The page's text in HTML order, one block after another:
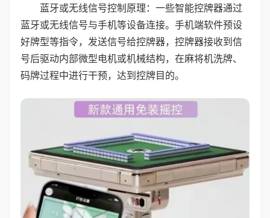
蓝牙或无线信号控制原理：一些智能控牌器通过
蓝牙或无线信号与手机等设备连接。手机端软件预设
好牌型等指令，发送信号给控牌器，控牌器接收到信
号后驱动内部微型电机或机械结构，在麻将机洗牌、
码牌过程中进行干预，达到控牌目的。